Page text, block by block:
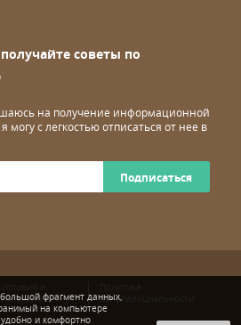
советы по
на получение информационной
могу с легкостью отписаться от нее в
Подписаться
положения
конфиденциальности
фрагмент данных,
на компьютере
и комфортно